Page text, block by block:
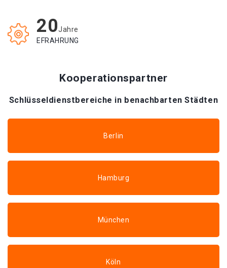
20Jahre
EFRAHRUNG
Kooperationspartner
Schlüsseldienstbereiche in benachbarten Städten
Berlin
Hamburg
München
Köln